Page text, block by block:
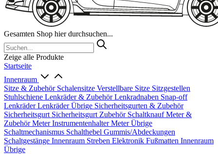
Gesamten Shop hier durchsuchen...
Zeige alle Produkte
Startseite
Innenraum
Sitze & Zubehör Schalensitze Verstellbare Sitze Sitzgestellen
Stuhlschiene Lenkräder & ZubehörLenkradnaben Snap-off
LenkräderLenkräder Übrige Sicherheitsgurten & Zubehör
Sicherheitsgurt Sicherheitsgurt Zubehör SchaltknaufMeter &
ZubehörMeterInstrumentenhalterMeter Übrige
Schaltmechanismus Schalthebel Gummis/Abdeckungen
Schaltgestänge Innenraum Streben Elektronik Fußmatten Innenraum
Übrige